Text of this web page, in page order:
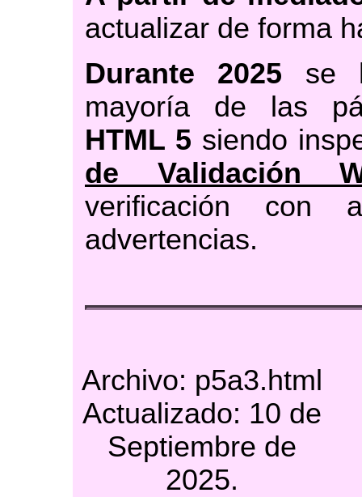
actualizar de forma
Durante 2025 se
mayoría de las
HTML 5 siendo
de Validación
verificación con
advertencias.
Archivo: p5a3.html
Actualizado: 10 de
Septiembre de
2025.